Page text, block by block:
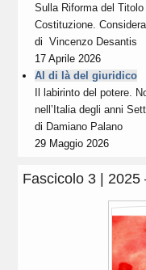
Sulla Riforma del
Costituzione.
diVincenzo Desantis
17 Aprile 2026
Al di là del giuridico
Il labirinto del potere.
nell’Italia degli anni
di Damiano Palano
29 Maggio 2026
Fascicolo 3 | 2025